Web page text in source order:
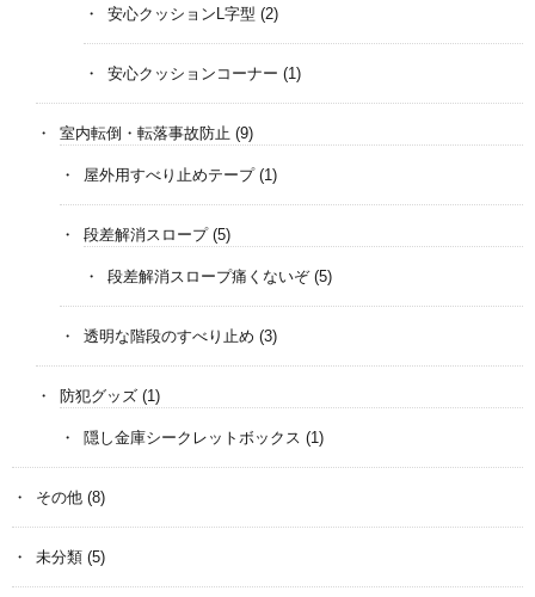
安心クッションL字型 (2)
安心クッションコーナー (1)
室内転倒・転落事故防止 (9)
屋外用すべり止めテープ(1)
段差解消スロープ(5)
段差解消スロープ痛くないぞ(5)
透明な階段のすべり止め (3)
防犯グッズ (1)
隠し金庫シークレットボックス (1)
その他 (8)
未分類 (5)